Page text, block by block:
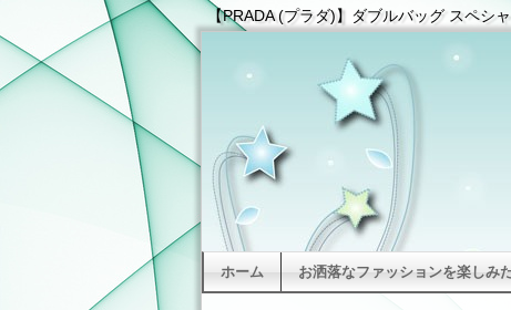
【PRADA (プラダ)】ダブルバッグ スペシ
ホーム お洒落なファッションを楽しみ